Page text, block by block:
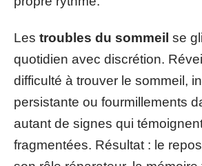
Les troubles du sommeil se
quotidien avec discrétion.
difficulté à trouver le sommeil,
persistante ou fourmillements
autant de signes qui
fragmentées. Résultat : le